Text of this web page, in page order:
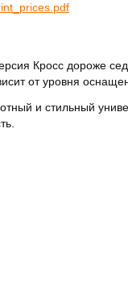
Кросс дороже
от уровня
и стильный